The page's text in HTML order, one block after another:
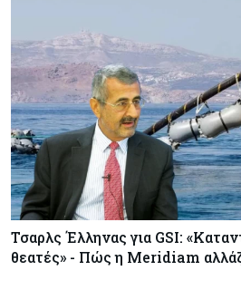
Τσαρλς Έλληνας για GSI:
θεατές» - Πώς η Meridiam